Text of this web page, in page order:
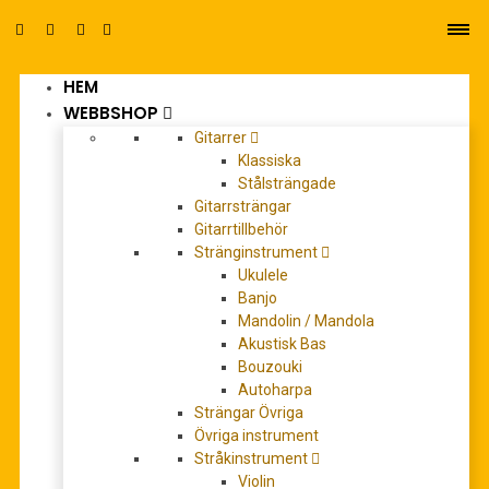
HEM
WEBBSHOP
Gitarrer
Klassiska
Stålsträngade
Gitarrsträngar
Gitarrtillbehör
Stränginstrument
Ukulele
Banjo
Mandolin / Mandola
Akustisk Bas
Bouzouki
Autoharpa
Strängar Övriga
Övriga instrument
Stråkinstrument
Violin